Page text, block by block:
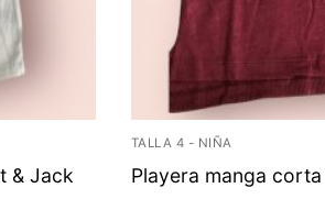
& Jack
TALLA 4 - NIÑA
Playera manga corta